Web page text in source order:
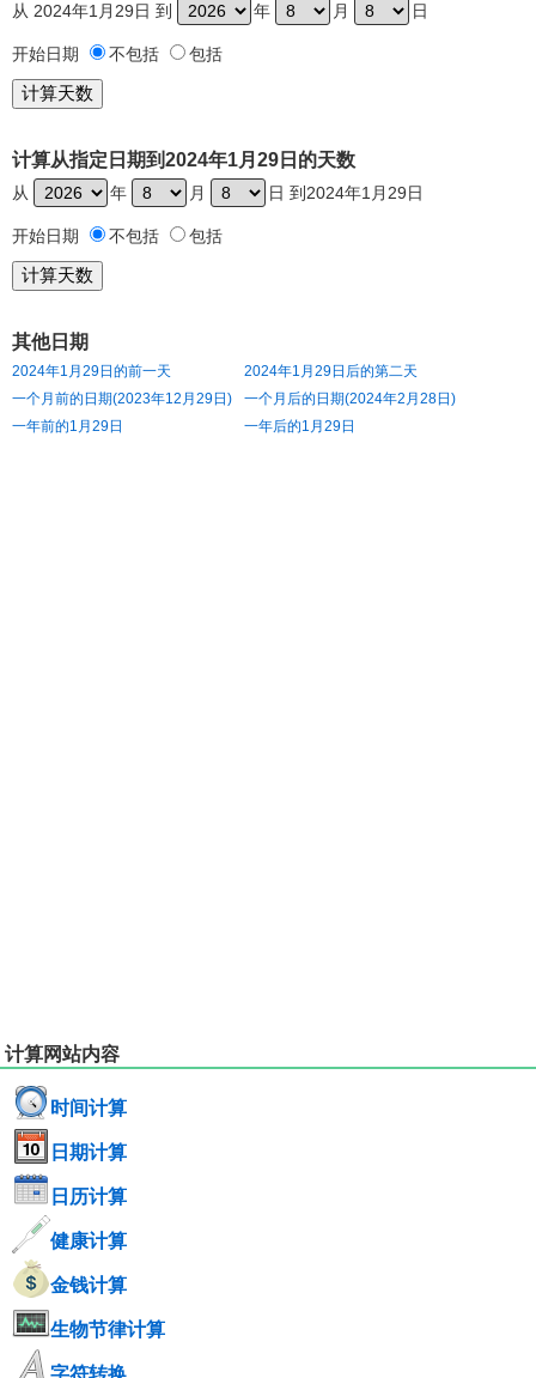
从 2024年1月29日 到 年 月 日
开始日期 不包括 包括
计算从指定日期到2024年1月29日的天数
从 年 月 日 到2024年1月29日
开始日期 不包括 包括
其他日期
2024年1月29日的前一天
2024年1月29日后的第二天
一个月前的日期(2023年12月29日)
一个月后的日期(2024年2月28日)
一年前的1月29日
一年后的1月29日
计算网站内容
时间计算
日期计算
日历计算
健康计算
金钱计算
生物节律计算
字符转换